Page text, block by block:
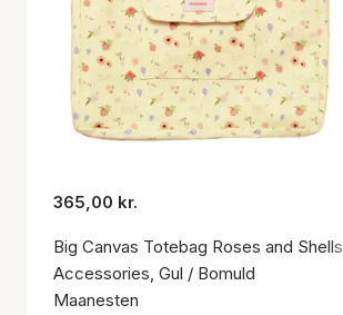
365,00 kr.
Big Canvas Totebag Roses and Shells
Accessories, Gul / Bomuld
Maanesten